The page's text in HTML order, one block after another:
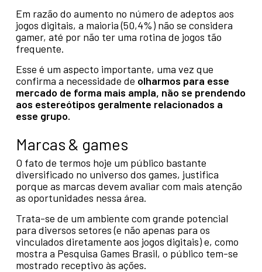
Em razão do aumento no número de adeptos aos
jogos digitais, a maioria (50,4%) não se considera
gamer, até por não ter uma rotina de jogos tão
frequente.
Esse é um aspecto importante, uma vez que
confirma a necessidade de olharmos para esse
mercado de forma mais ampla, não se prendendo
aos estereótipos geralmente relacionados a
esse grupo.
Marcas & games
O fato de termos hoje um público bastante
diversificado no universo dos games, justifica
porque as marcas devem avaliar com mais atenção
as oportunidades nessa área.
Trata-se de um ambiente com grande potencial
para diversos setores (e não apenas para os
vinculados diretamente aos jogos digitais) e, como
mostra a Pesquisa Games Brasil, o público tem-se
mostrado receptivo às ações.